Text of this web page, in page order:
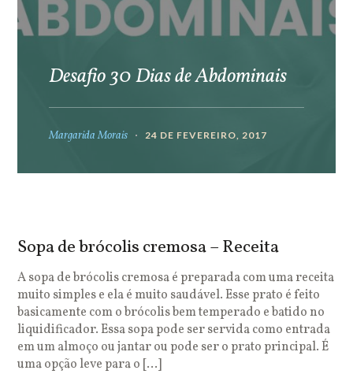
Desafio 30 Dias de Abdominais
Margarida Morais 24 DE FEVEREIRO, 2017
Sopa de brócolis cremosa – Receita
A sopa de brócolis cremosa é preparada com uma receita
muito simples e ela é muito saudável. Esse prato é feito
basicamente com o brócolis bem temperado e batido no
liquidificador. Essa sopa pode ser servida como entrada
em um almoço ou jantar ou pode ser o prato principal. É
uma opção leve para o […]